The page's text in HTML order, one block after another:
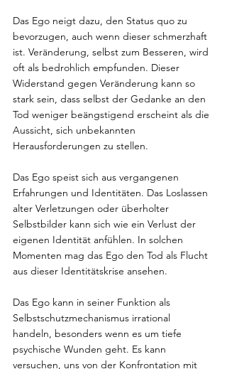
Das Ego neigt dazu, den Status quo zu
bevorzugen, auch wenn dieser schmerzhaft
ist. Veränderung, selbst zum Besseren, wird
oft als bedrohlich empfunden. Dieser
Widerstand gegen Veränderung kann so
stark sein, dass selbst der Gedanke an den
Tod weniger beängstigend erscheint als die
Aussicht, sich unbekannten
Herausforderungen zu stellen.
Das Ego speist sich aus vergangenen
Erfahrungen und Identitäten. Das Loslassen
alter Verletzungen oder überholter
Selbstbilder kann sich wie ein Verlust der
eigenen Identität anfühlen. In solchen
Momenten mag das Ego den Tod als Flucht
aus dieser Identitätskrise ansehen.
Das Ego kann in seiner Funktion als
Selbstschutzmechanismus irrational
handeln, besonders wenn es um tiefe
psychische Wunden geht. Es kann
versuchen, uns von der Konfrontation mit